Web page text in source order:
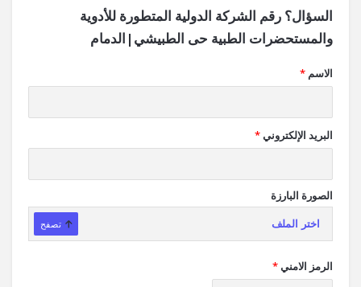
السؤال؟ رقم الشركة الدولية المتطورة للأدوية
والمستحضرات الطبية حى الطبيشي|الدمام
الاسم *
البريد الإلكتروني*
الصورة البارزة
اختر الملف تصفح
الرمز الامني*